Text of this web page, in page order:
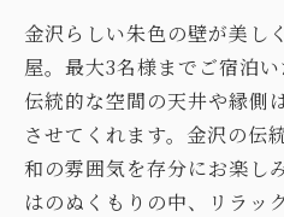
金沢らしい朱色の壁が美し
屋。最大3名様までご宿泊
伝統的な空間の天井や縁側
させてくれます。金沢の伝
和の雰囲気を存分にお楽し
はのぬくもりの中、リラッ